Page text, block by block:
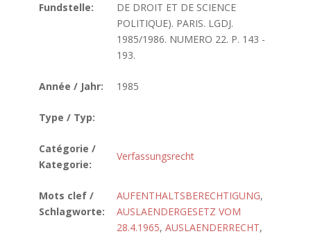
Fundstelle:
DE DROIT ET DE SCIENCE
POLITIQUE). PARIS. LGDJ.
1985/1986. NUMERO 22. P. 143 -
193.
Année / Jahr: 1985
Type / Typ:
Catégorie /
Kategorie:
Verfassungsrecht
Mots clef /
Schlagworte:
AUFENTHALTSBERECHTIGUNG,
AUSLAENDERGESETZ VOM
28.4.1965, AUSLAENDERRECHT,